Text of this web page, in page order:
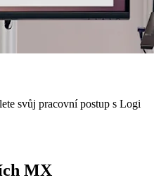
svůj pracovní postup s Logi
MX